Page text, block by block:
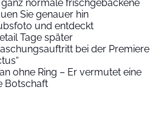
normale frischgebackene
Sie genauer hin
und entdeckt
Tage später
bei der Premiere
ohne Ring – Er vermutet eine
Botschaft